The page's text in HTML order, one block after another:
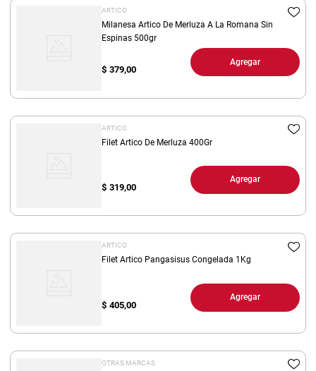
ARTICO
Milanesa Artico De Merluza A La Romana Sin
Espinas 500gr
$ 379,00
Agregar
ARTICO
Filet Artico De Merluza 400Gr
$ 319,00
Agregar
ARTICO
Filet Artico Pangasisus Congelada 1Kg
$ 405,00
Agregar
OTRAS MARCAS